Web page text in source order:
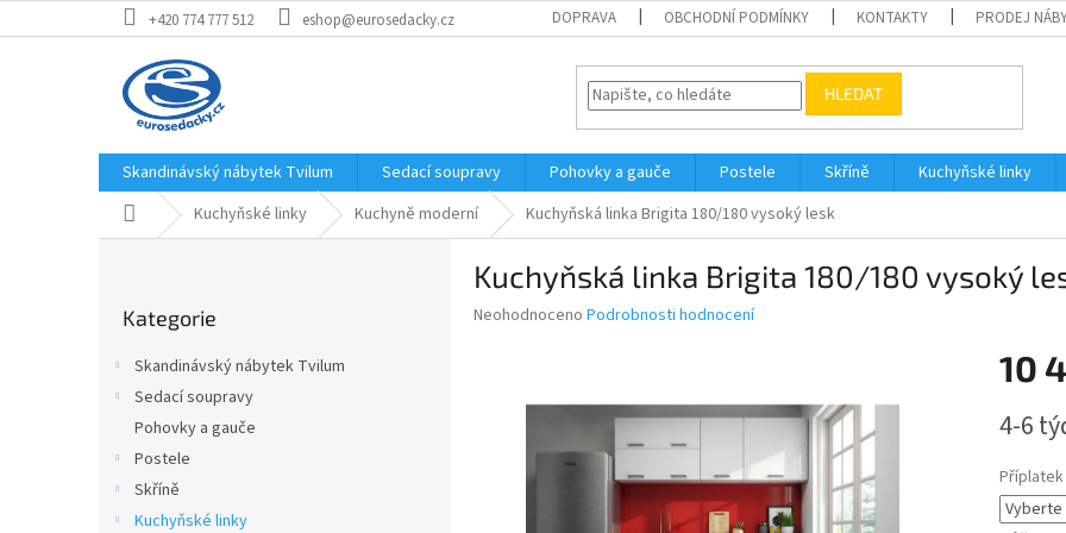
na
+420 774 777 512 eshop@eurosedacky.cz DOPRAVA OBCHODNÍ PODMÍNKY KONTAKTY PRODEJ
HLEDAT
Skandinávský nábytek Tvilum Sedací soupravy Pohovky a gauče Postele Skříně Kuchyňské linky
Domů Kuchyňské linky Kuchyně moderní Kuchyňská linka Brigita 180/180 vysoký lesk
kategorie
Kategorie
Skandinávský nábytek Tvilum
Sedací soupravy
Pohovky a gauče
Postele
Skříně
Kuchyňské linky
Kuchyňská linka Brigita 180/180 vysoký
Průměrné
hvězdiček.
Neohodnoceno Podrobnosti hodnocení
10
cena:
4-6